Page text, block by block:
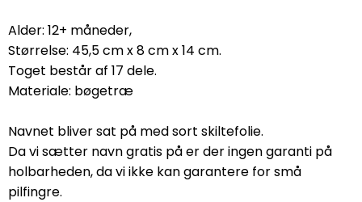
Alder: 12+ måneder,
Størrelse: 45,5 cm x 8 cm x 14 cm.
Toget består af 17 dele.
Materiale: bøgetræ
Navnet bliver sat på med sort skiltefolie.
Da vi sætter navn gratis på er der ingen garanti på
holbarheden, da vi ikke kan garantere for små
pilfingre.